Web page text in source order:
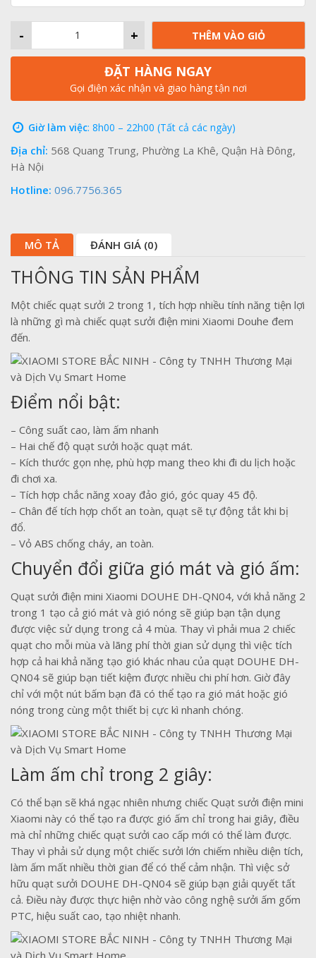
+
- THÊM VÀO GIỎ
ĐẶT HÀNG NGAY
Gọi điện xác nhận và giao hàng tận nơi
Giờ làm việc: 8h00 – 22h00 (Tất cả các ngày)
Địa chỉ: 568 Quang Trung, Phường La Khê, Quận Hà Đông,
Hà Nội
Hotline: 096.7756.365
MÔ TẢ ĐÁNH GIÁ (0)
THÔNG TIN SẢN PHẨM
Một chiếc quạt sưởi 2 trong 1, tích hợp nhiều tính năng tiện lợi
là những gì mà chiếc quạt sưởi điện mini Xiaomi Douhe đem
đến.
Điểm nổi bật:
– Công suất cao, làm ấm nhanh
– Hai chế độ quạt sưởi hoặc quạt mát.
– Kích thước gọn nhẹ, phù hợp mang theo khi đi du lịch hoặc
đi chơi xa.
– Tích hợp chắc năng xoay đảo gió, góc quay 45 độ.
– Chân đế tích hợp chốt an toàn, quạt sẽ tự động tắt khi bị
đổ.
– Vỏ ABS chống cháy, an toàn.
Chuyển đổi giữa gió mát và gió ấm:
Quạt sưởi điện mini Xiaomi DOUHE DH-QN04, với khả năng 2
trong 1 tạo cả gió mát và gió nóng sẽ giúp bạn tận dụng
được việc sử dụng trong cả 4 mùa. Thay vì phải mua 2 chiếc
quạt cho mỗi mùa và lãng phí thời gian sử dụng thì việc tích
hợp cả hai khả năng tạo gió khác nhau của quạt DOUHE DH-
QN04 sẽ giúp bạn tiết kiệm được nhiều chi phí hơn. Giờ đây
chỉ với một nút bấm bạn đã có thể tạo ra gió mát hoặc gió
nóng trong cùng một thiết bị cực kì nhanh chóng.
Làm ấm chỉ trong 2 giây:
Có thể bạn sẽ khá ngạc nhiên nhưng chiếc Quạt sưởi điện mini
Xiaomi này có thể tạo ra được gió ấm chỉ trong hai giây, điều
mà chỉ những chiếc quạt sưởi cao cấp mới có thể làm được.
Thay vì phải sử dụng một chiếc sưởi lớn chiếm nhiều diện tích,
làm ấm mất nhiều thời gian để có thể cảm nhận. Thì việc sở
hữu quạt sưởi DOUHE DH-QN04 sẽ giúp bạn giải quyết tất
cả. Điều này được thực hiện nhờ vào công nghệ sưởi ấm gốm
PTC, hiệu suất cao, tạo nhiệt nhanh.